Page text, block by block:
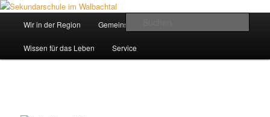
Zum
wechseln
Sekundarschule im Walbachtal
Wir in der Region Gemeinsam ein Weg
Wissen für das Leben Service